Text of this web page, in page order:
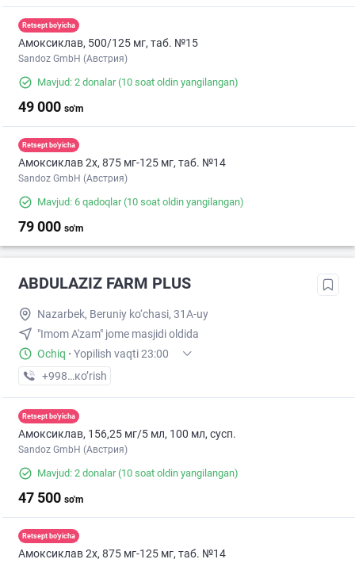
Retsept bo'yicha
Амоксиклав, 500/125 мг, таб. №15
Sandoz GmbH (Австрия)
Mavjud: 2 donalar(10 soat oldin yangilangan)
49 000 so'm
Retsept bo'yicha
Амоксиклав 2х, 875 мг-125 мг, таб. №14
Sandoz GmbH (Австрия)
Mavjud: 6 qadoqlar(10 soat oldin yangilangan)
79 000 so'm
ABDULAZIZ FARM PLUS
Nazarbek, Beruniy ko‘chasi, 31A-uy
"Imom A'zam" jome masjidi oldida
Ochiq · Yopilish vaqti 23:00
+998 (99) XXX-XX-XX
кo’rish
Retsept bo'yicha
Амоксиклав, 156,25 мг/5 мл, 100 мл, сусп.
Sandoz GmbH (Австрия)
Mavjud: 2 donalar(10 soat oldin yangilangan)
47 500 so'm
Retsept bo'yicha
Амоксиклав 2х, 875 мг-125 мг, таб. №14